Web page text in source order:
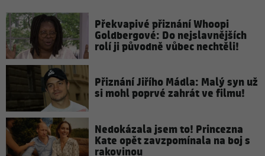
Překvapivé přiznání Whoopi
Goldbergové: Do nejslavnějších
rolí ji původně vůbec nechtěli!
Přiznání Jiřího Mádla: Malý syn už
si mohl poprvé zahrát ve filmu!
Nedokázala jsem to! Princezna
Kate opět zavzpomínala na boj s
rakovinou